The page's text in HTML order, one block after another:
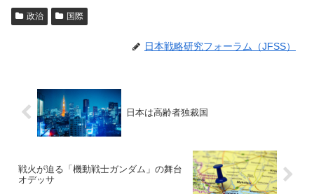
政治 国際
日本戦略研究フォーラム（JFSS）
日本は高齢者独裁国
戦火が迫る「機動戦士ガンダム」の舞台
オデッサ